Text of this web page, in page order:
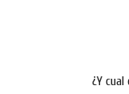
¿Y